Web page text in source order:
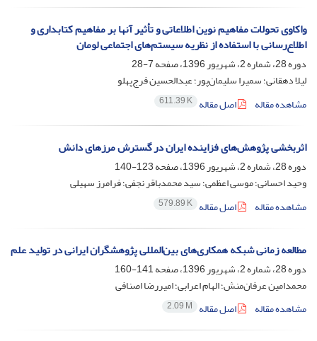
واکاوی تحولات مفاهیم نوین اطلاعاتی و تأثیر آنها بر مفاهیم کتابداری و
اطلاع‌رسانی با استفاده از نظریه سیستم‌های اجتماعی لومان
دوره 28، شماره 2، شهریور 1396، صفحه
7-28
لیلا دهقانی؛ سمیرا سلیمان‌پور؛ عبدالحسین فرج‌پهلو
مشاهده مقاله
اصل مقاله 611.39 K
اثربخشی پژوهش‌های فزاینده ایران در گسترش مرزهای دانش
دوره 28، شماره 2، شهریور 1396، صفحه
123-140
وحید احسانی؛ موسی اعظمی؛ سید محمدباقر نجفی؛ فرامرز سهیلی
مشاهده مقاله
اصل مقاله 579.89 K
مطالعه زمانی شبکه همکاری‌های بین‌المللی پژوهشگران ایرانی در تولید علم
دوره 28، شماره 2، شهریور 1396، صفحه
141-160
محمدامین عرفان‌منش؛ الهام اعرابی؛ امیررضا اصنافی
مشاهده مقاله
اصل مقاله 2.09 M